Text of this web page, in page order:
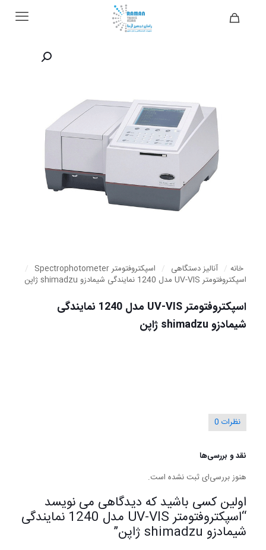
خانه / آنالیز دستگاهی / اسپکتروفتومتر Spectrophotometer
/
اسپکتروفتومتر UV-VIS مدل 1240 نمایندگی شیمادزو shimadzu ژاپن
اسپکتروفتومتر UV-VIS مدل 1240 نمایندگی
شیمادزو shimadzu ژاپن
نظرات 0
نقد و بررسی‌ها
هنوز بررسی‌ای ثبت نشده است.
اولین کسی باشید که دیدگاهی می نویسد
“اسپکتروفتومتر UV-VIS مدل 1240 نمایندگی
شیمادزو shimadzu ژاپن”